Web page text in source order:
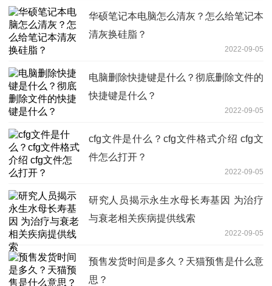
华硕笔记本电脑怎么清灰？怎么给笔记本
清灰换硅脂？
2022-09-05
电脑删除快捷键是什么？彻底删除文件的
快捷键是什么？
2022-09-05
cfg文件是什么？cfg文件格式介绍 cfg文
件怎么打开？
2022-09-05
研究人员揭示永生水母长寿基因 为治疗
与衰老相关疾病提供线索
2022-09-05
预售发货时间是多久？天猫预售是什么意
思？